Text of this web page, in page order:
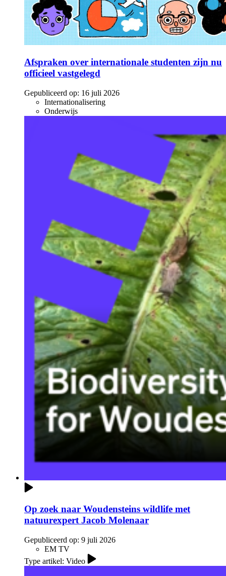
Afspraken over internationale studenten zijn nu
officieel vastgelegd
Gepubliceerd op: 16 juli 2026
Internationalisering
Onderwijs
Op zoek naar Woudensteins wildlife met
natuurexpert Jacob Molenaar
Gepubliceerd op: 9 juli 2026
EM TV
Type artikel: Video